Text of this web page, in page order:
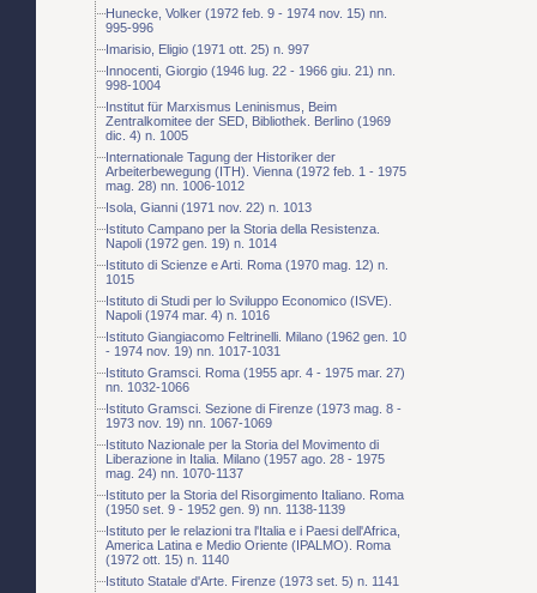
Hunecke, Volker (1972 feb. 9 - 1974 nov. 15) nn.
995-996
Imarisio, Eligio (1971 ott. 25) n. 997
Innocenti, Giorgio (1946 lug. 22 - 1966 giu. 21) nn.
998-1004
Institut für Marxismus Leninismus, Beim
Zentralkomitee der SED, Bibliothek. Berlino (1969
dic. 4) n. 1005
Internationale Tagung der Historiker der
Arbeiterbewegung (ITH). Vienna (1972 feb. 1 - 1975
mag. 28) nn. 1006-1012
Isola, Gianni (1971 nov. 22) n. 1013
Istituto Campano per la Storia della Resistenza.
Napoli (1972 gen. 19) n. 1014
Istituto di Scienze e Arti. Roma (1970 mag. 12) n.
1015
Istituto di Studi per lo Sviluppo Economico (ISVE).
Napoli (1974 mar. 4) n. 1016
Istituto Giangiacomo Feltrinelli. Milano (1962 gen. 10
- 1974 nov. 19) nn. 1017-1031
Istituto Gramsci. Roma (1955 apr. 4 - 1975 mar. 27)
nn. 1032-1066
Istituto Gramsci. Sezione di Firenze (1973 mag. 8 -
1973 nov. 19) nn. 1067-1069
Istituto Nazionale per la Storia del Movimento di
Liberazione in Italia. Milano (1957 ago. 28 - 1975
mag. 24) nn. 1070-1137
Istituto per la Storia del Risorgimento Italiano. Roma
(1950 set. 9 - 1952 gen. 9) nn. 1138-1139
Istituto per le relazioni tra l'Italia e i Paesi dell'Africa,
America Latina e Medio Oriente (IPALMO). Roma
(1972 ott. 15) n. 1140
Istituto Statale d'Arte. Firenze (1973 set. 5) n. 1141